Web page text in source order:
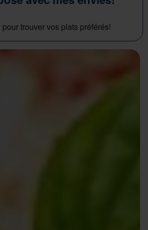
trouver vos plats préférés!